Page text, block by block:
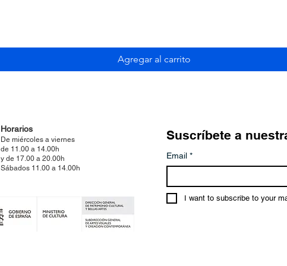
Agregar al carrito
Horarios
De miércoles a viernes
de 11.00 a 14.00h
y de 17.00 a 20.00h
Sábados 11.00 a 14.00h
Suscríbete a
Email *
I want to subscribe to your